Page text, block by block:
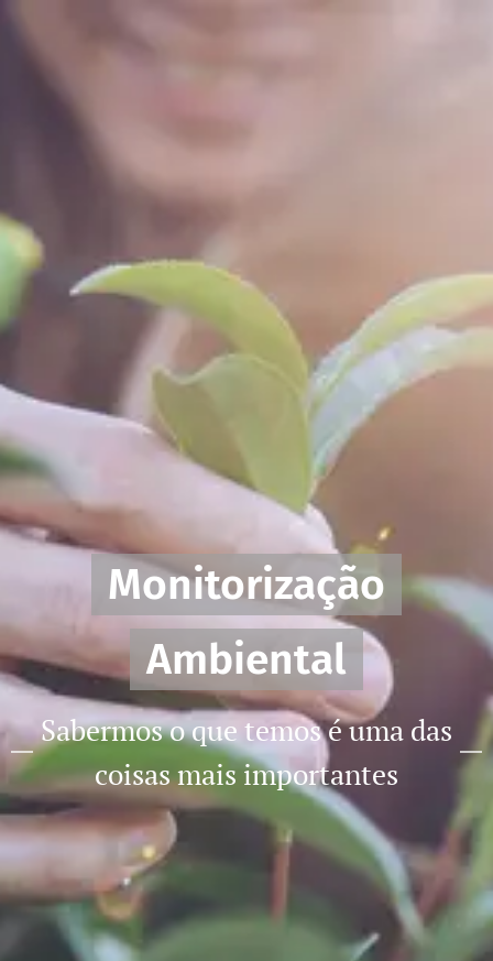
Monitorização
Ambiental
Sabermos o que temos é uma das
coisas mais importantes